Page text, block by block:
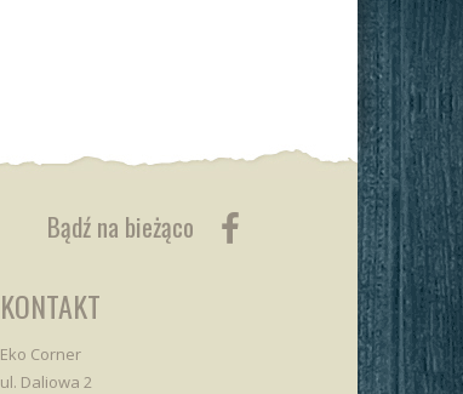
Bądź na bieżąco
KONTAKT
Eko Corner
ul. Daliowa 2